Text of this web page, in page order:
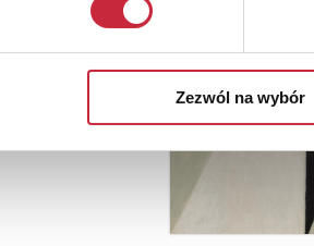
Zezwól na wybór